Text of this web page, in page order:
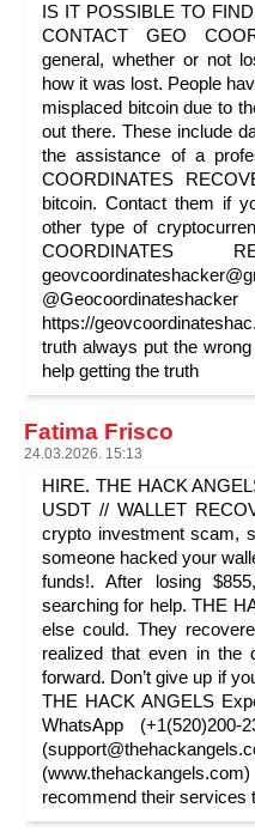
IS IT POSSIBLE TO
CONTACT GEO
general, whether or not
how it was lost. People
misplaced bitcoin due to
out there. These include
the assistance of a
COORDINATES
bitcoin. Contact them if
other type of
COORDINATES
https://
truth always put the
help getting the truth
Fatima Frisco
24.03.2026. 15:13
HIRE. THE HACK
USDT // WALLET
crypto investment scam,
someone hacked your
funds!. After losing
searching for help. THE
else could. They
realized that even in the
forward. Don’t give up if
THE HACK ANGELS
WhatsApp
recommend their services